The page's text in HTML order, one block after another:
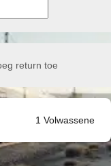
return toe
1 Volwassene